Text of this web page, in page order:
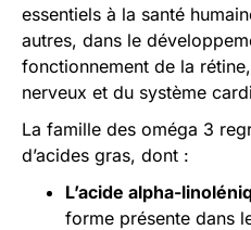
essentiels à la santé
autres, dans le
fonctionnement de la
nerveux et du système
La famille des oméga 3
d’acides gras, dont :
L’acide alpha-
forme présente dans